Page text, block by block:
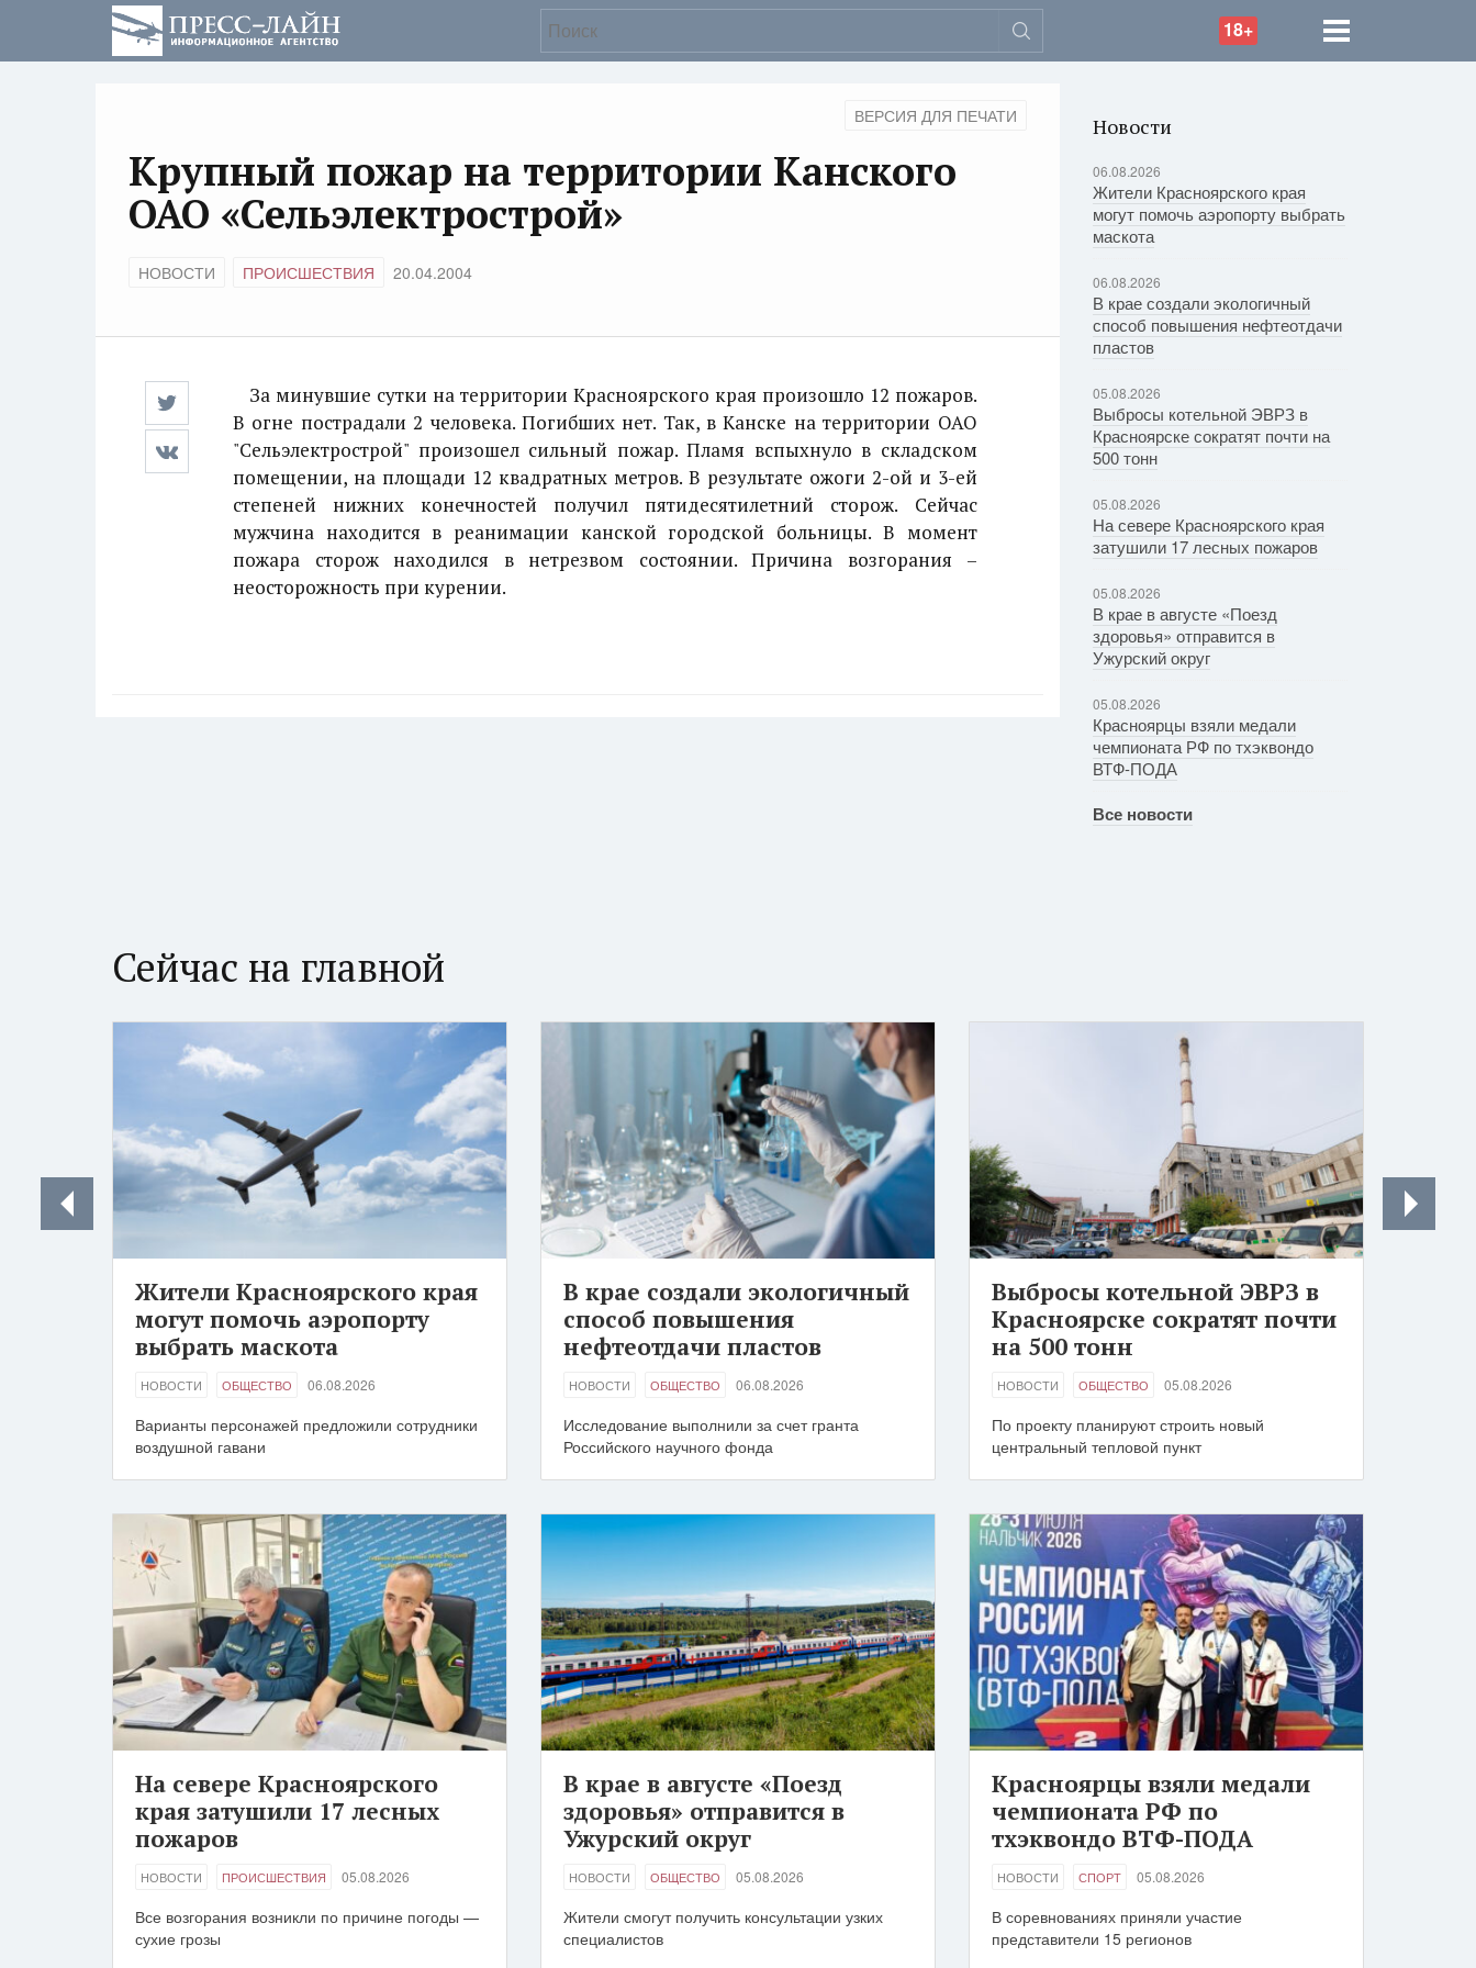
18+
ВЕРСИЯ ДЛЯ ПЕЧАТИ
Крупный пожар на территории Канского
ОАО «Сельэлектрострой»
НОВОСТИ ПРОИСШЕСТВИЯ 20.04.2004
За минувшие сутки на территории Красноярского края произошло 12 пожаров.
В огне пострадали 2 человека. Погибших нет. Так, в Канске на территории ОАО
"Сельэлектрострой" произошел сильный пожар. Пламя вспыхнуло в складском
помещении, на площади 12 квадратных метров. В результате ожоги 2-ой и 3-ей
степеней нижних конечностей получил пятидесятилетний сторож. Сейчас
мужчина находится в реанимации канской городской больницы. В момент
пожара сторож находился в нетрезвом состоянии. Причина возгорания –
неосторожность при курении.
Новости
06.08.2026
Жители Красноярского края
могут помочь аэропорту выбрать
маскота
06.08.2026
В крае создали экологичный
способ повышения нефтеотдачи
пластов
05.08.2026
Выбросы котельной ЭВРЗ в
Красноярске сократят почти на
500 тонн
05.08.2026
На севере Красноярского края
затушили 17 лесных пожаров
05.08.2026
В крае в августе «Поезд
здоровья» отправится в
Ужурский округ
05.08.2026
Красноярцы взяли медали
чемпионата РФ по тхэквондо
ВТФ-ПОДА
Все новости
Сейчас на главной
Жители Красноярского края
могут помочь аэропорту
выбрать маскота
НОВОСТИ ОБЩЕСТВО 06.08.2026
Варианты персонажей предложили сотрудники
воздушной гавани
В крае создали экологичный
способ повышения
нефтеотдачи пластов
НОВОСТИ ОБЩЕСТВО 06.08.2026
Исследование выполнили за счет гранта
Российского научного фонда
Выбросы котельной ЭВРЗ в
Красноярске сократят почти
на 500 тонн
НОВОСТИ ОБЩЕСТВО 05.08.2026
По проекту планируют строить новый
центральный тепловой пункт
На севере Красноярского
края затушили 17 лесных
пожаров
НОВОСТИ ПРОИСШЕСТВИЯ 05.08.2026
Все возгорания возникли по причине погоды —
сухие грозы
В крае в августе «Поезд
здоровья» отправится в
Ужурский округ
НОВОСТИ ОБЩЕСТВО 05.08.2026
Жители смогут получить консультации узких
специалистов
Красноярцы взяли медали
чемпионата РФ по
тхэквондо ВТФ-ПОДА
НОВОСТИ СПОРТ 05.08.2026
В соревнованиях приняли участие
представители 15 регионов